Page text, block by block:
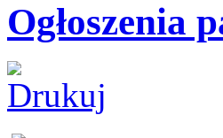
Ogłoszenia